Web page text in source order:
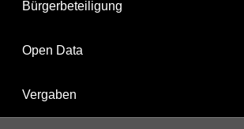
Bürgerbeteiligung
Open Data
Vergaben